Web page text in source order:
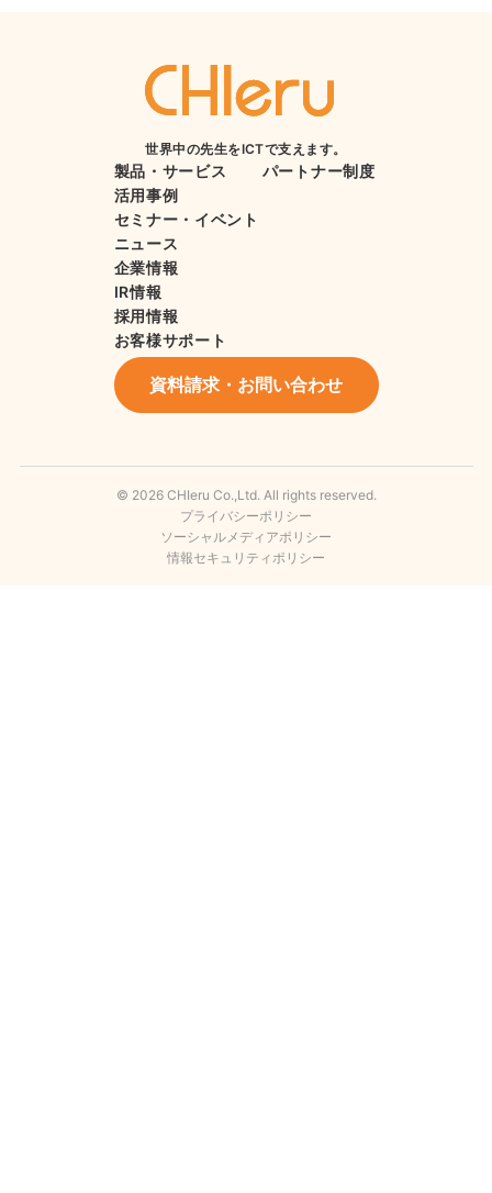
世界中の先生をICTで支えます。
製品・サービス
活用事例
セミナー・イベント
ニュース
企業情報
IR情報
採用情報
お客様サポート
パートナー制度
資料請求・お問い合わせ
© 2026 CHIeru Co.,Ltd. All rights reserved.
プライバシーポリシー
ソーシャルメディアポリシー
情報セキュリティポリシー